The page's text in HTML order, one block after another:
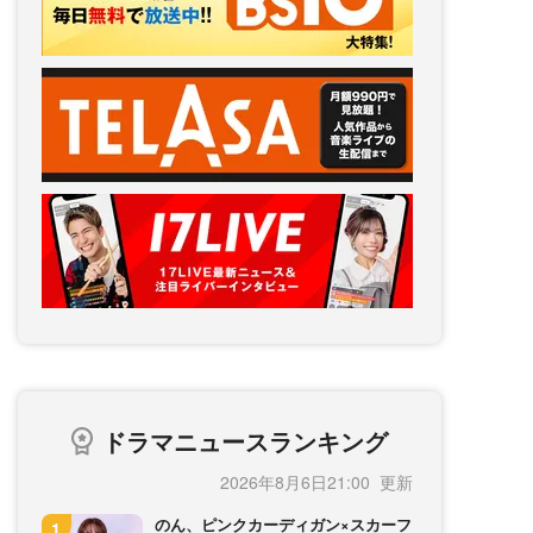
ドラマニュースランキング
2026年8月6日21:00
のん、ピンクカーディガン×スカーフ